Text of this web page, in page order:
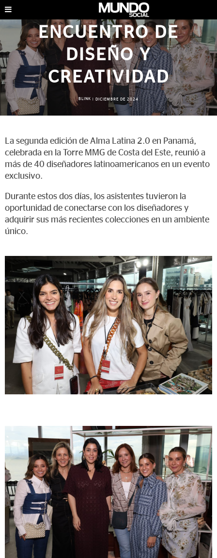
ENCUENTRO DE
DISEÑO Y
CREATIVIDAD
BLINK DICIEMBRE DE 2024
La segunda edición de Alma Latina 2.0 en Panamá,
celebrada en la Torre MMG de Costa del Este, reunió a
más de 40 diseñadores latinoamericanos en un evento
exclusivo.
Durante estos dos días, los asistentes tuvieron la
oportunidad de conectarse con los diseñadores y
adquirir sus más recientes colecciones en un ambiente
único.